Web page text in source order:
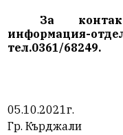
За
информация-
тел.0361/68249.
05.10.2021г.
Гр. Кърджали